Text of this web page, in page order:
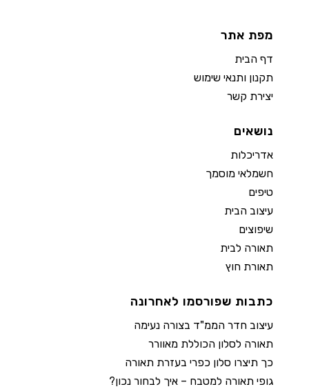
מפת אתר
דף הבית
תקנון ותנאי שימוש
יצירת קשר
נושאים
אדריכלות
חשמלאי מוסמך
טיפים
עיצוב הבית
שיפוצים
תאורה לבית
תאורת חוץ
כתבות שפורסמו לאחרונה
עיצוב חדר הממ"ד בצורה נעימה
תאורה לסלון הכוללת מאוורר
כך תיצרו סלון כפרי בעזרת תאורה
גופי תאורה למטבח – איך לבחור נכון?